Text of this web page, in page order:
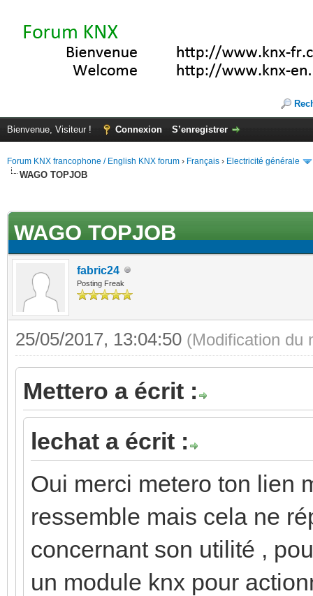
Bienvenue, Visiteur ! Connexion S’enregistrer
Forum KNX francophone / English KNX forum › Français › Electricité générale
WAGO TOPJOB
WAGO TOPJOB
fabric24
Posting Freak
25/05/2017, 13:04:50 (Modification du
Mettero a écrit :
lechat a écrit :
Oui merci metero ton lien
ressemble mais cela ne
concernant son utilité ,
un module knx pour